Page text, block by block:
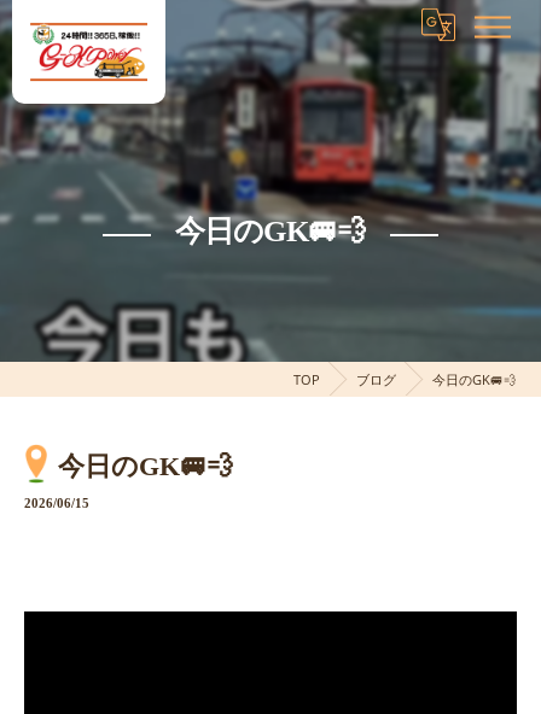
今日のGK🚐💨
TOP ブログ 今日のGK🚐💨
今日のGK🚐💨
2026/06/15